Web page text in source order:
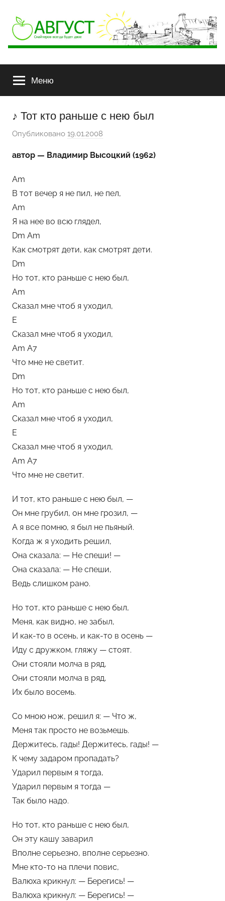
АВГУСТ
будет
двое
Меню
♪ Тот кто раньше с нею был
Опубликовано 19.01.2008
т
о
м
л
автор — Владимир Высоцкий (1962)
Am
В тот вечер я не пил, не пел,
Am
Я на нее во всю глядел,
Dm Am
Как смотрят дети, как смотрят дети.
Dm
Но тот, кто раньше с нею был,
Am
Сказал мне чтоб я уходил,
E
Сказал мне чтоб я уходил,
Am A7
Что мне не светит.
Dm
Но тот, кто раньше с нею был,
Am
Сказал мне чтоб я уходил,
E
Сказал мне чтоб я уходил,
Am A7
Что мне не светит.
И тот, кто раньше с нею был, —
Он мне грубил, он мне грозил, —
А я все помню, я был не пьяный.
Когда ж я уходить решил,
Она сказала: — Не спеши! —
Она сказала: — Не спеши,
Ведь слишком рано.
Но тот, кто раньше с нею был,
Меня, как видно, не забыл,
И как-то в осень, и как-то в осень —
Иду с дружком, гляжу — стоят.
Они стояли молча в ряд,
Они стояли молча в ряд,
Их было восемь.
Со мною нож, решил я: — Что ж,
Меня так просто не возьмешь.
Держитесь, гады! Держитесь, гады! —
К чему задаром пропадать?
Ударил первым я тогда,
Ударил первым я тогда —
Так было надо.
Но тот, кто раньше с нею был,
Он эту кашу заварил
Вполне серьезно, вполне серьезно.
Мне кто-то на плечи повис,
Валюха крикнул: — Берегись! —
Валюха крикнул: — Берегись! —